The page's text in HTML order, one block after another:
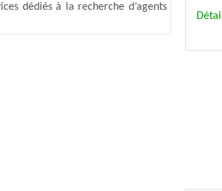
dédiés à la recherche d’agents